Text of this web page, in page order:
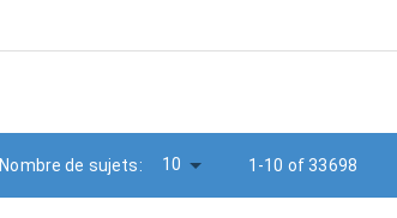
Nombre de sujets: 10 1-10 of 33698